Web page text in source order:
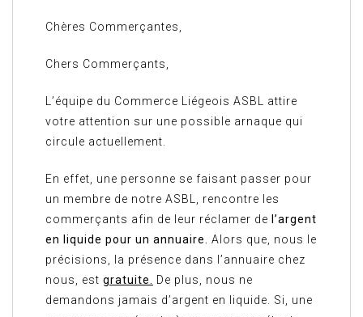
Chères Commerçantes,
Chers Commerçants,
L’équipe du Commerce Liégeois ASBL attire
votre attention sur une possible arnaque qui
circule actuellement.
En effet, une personne se faisant passer pour
un membre de notre ASBL, rencontre les
commerçants afin de leur réclamer de l’argent
en liquide pour un annuaire. Alors que, nous le
précisions, la présence dans l’annuaire chez
nous, est gratuite.
De plus, nous ne
demandons jamais d’argent en liquide. Si, une